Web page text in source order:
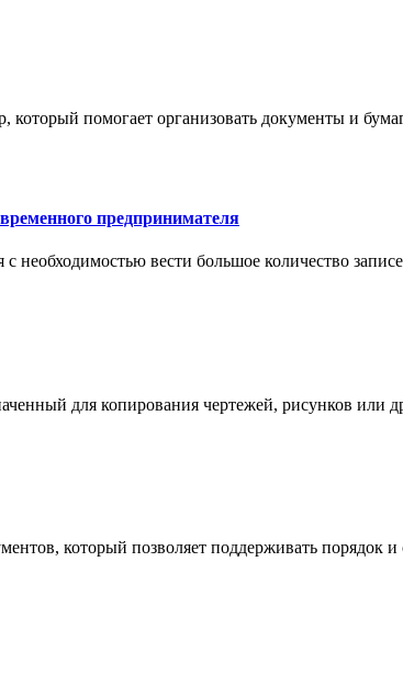
помогает организовать документы и
предпринимателя
вести большое количество
для копирования чертежей, рисунков или
который позволяет поддерживать порядок и